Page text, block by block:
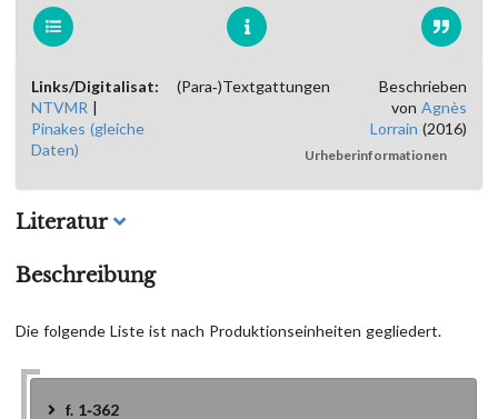
Links/Digitalisat:
NTVMR |
Pinakes (gleiche
Daten)
(Para-)Textgattungen
Beschrieben
von Agnès
Lorrain (2016)
Urheberinformationen
Literatur
Beschreibung
Die folgende Liste ist nach Produktionseinheiten gegliedert.
f. 1-362